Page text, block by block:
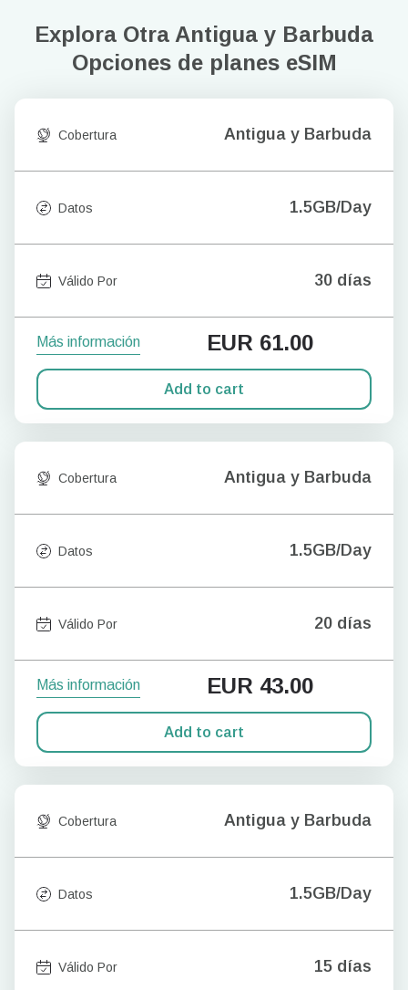
Explora Otra Antigua y Barbuda
Opciones de planes eSIM
Cobertura Antigua y Barbuda
Datos 1.5GB/Day
Válido Por 30 días
Más información EUR 61.00
Add to cart
Cobertura Antigua y Barbuda
Datos 1.5GB/Day
Válido Por 20 días
Más información EUR 43.00
Add to cart
Cobertura Antigua y Barbuda
Datos 1.5GB/Day
Válido Por 15 días